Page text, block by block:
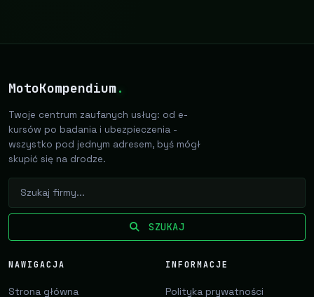
MotoKompendium.
Twoje centrum zaufanych usług: od e-
kursów po badania i ubezpieczenia -
wszystko pod jednym adresem, byś mógł
skupić się na drodze.
SZUKAJ
NAWIGACJA
Strona główna
INFORMACJE
Polityka prywatności